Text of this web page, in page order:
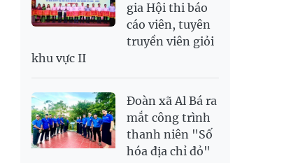
gia Hội thi báo
cáo viên, tuyên
truyền viên giỏi
khu vực II
Đoàn xã Al Bá ra
mắt công trình
thanh niên "Số
hóa địa chỉ đỏ"